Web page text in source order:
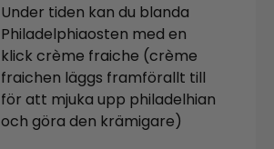
Under tiden kan du blanda
Philadelphiaosten med en
klick crème fraiche (crème
fraichen läggs framförallt till
för att mjuka upp philadelhian
och göra den krämigare)